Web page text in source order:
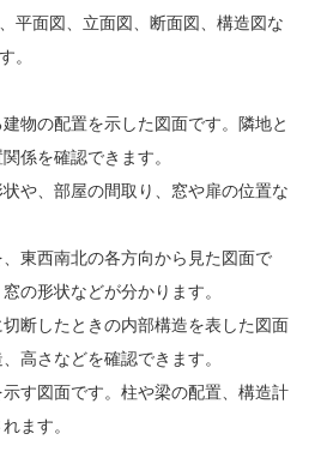
平面図、立面図、断面図、構造図な
。
物の配置を示した図面です。隣地と
係を確認できます。
や、部屋の間取り、窓や扉の位置な
東西南北の各方向から見た図面で
の形状などが分かります。
断したときの内部構造を表した図面
高さなどを確認できます。
す図面です。柱や梁の配置、構造計
ます。